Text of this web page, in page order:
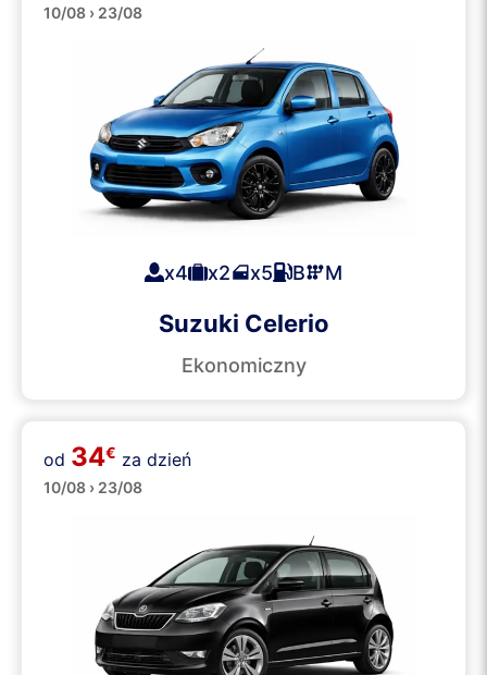
Małe
10/08 › 23/08
x4 x2 x5 B M
Suzuki Celerio
Ekonomiczny
Małe
od 34€ za dzień
10/08 › 23/08